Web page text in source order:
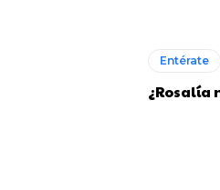
Entérate
¿Rosalía